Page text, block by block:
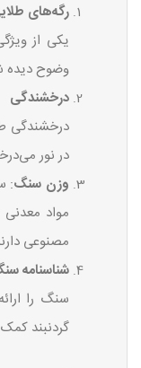
رگه‌های
یکی از
وضوح دیده
درخشندگی
در نور
وزن سنگ:
مواد
مصنوعی
شناسنامه
سنگ را
گردنبند